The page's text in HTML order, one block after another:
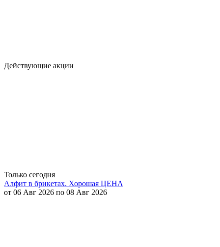
Действующие акции
Только сегодня
Алфит в брикетах. Хорошая ЦЕНА
от 06 Авг 2026 по 08 Авг 2026